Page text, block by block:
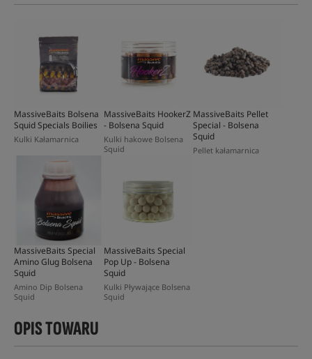
MassiveBaits Bolsena
Squid Specials Boilies
Kulki Kałamarnica
MassiveBaits HookerZ
- Bolsena Squid
Kulki hakowe Bolsena
Squid
MassiveBaits Pellet
Special - Bolsena
Squid
Pellet kałamarnica
MassiveBaits Special
Amino Glug Bolsena
Squid
Amino Dip Bolsena
Squid
MassiveBaits Special
Pop Up - Bolsena
Squid
Kulki Pływające Bolsena
Squid
OPIS TOWARU